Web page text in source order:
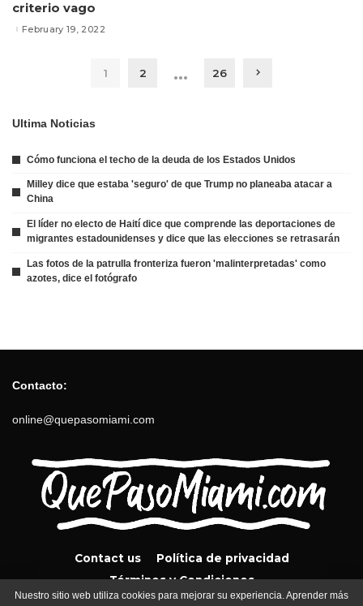
criterio vago
February 19, 2022
1 2 … 26
Ultima Noticias
Cómo funciona el techo de la deuda de los Estados Unidos
Milley dice que estaba 'seguro' de que Trump no planeaba atacar a
China
El líder no electo de Haití dice que comprende las deportaciones de
migrantes estadounidenses y dice que las elecciones se retrasarán
Las fotos de la patrulla fronteriza fueron 'malinterpretadas' como
azotes, dice el fotógrafo
Contacto:
online@quepasomiami.com
Contact us
Política de privacidad
Términos y Condiciones
Nuestro sitio web utiliza cookies para mejorar su experiencia. Aprender más